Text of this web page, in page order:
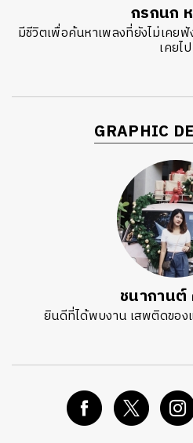
กรกนก
มีชีวิตเพื่อค้นหาเพลงที่ยังไม่เคย
เคยไป
GRAPHIC
ชนากานต์
ยินดีที่ได้พบงาน เสพติดของ